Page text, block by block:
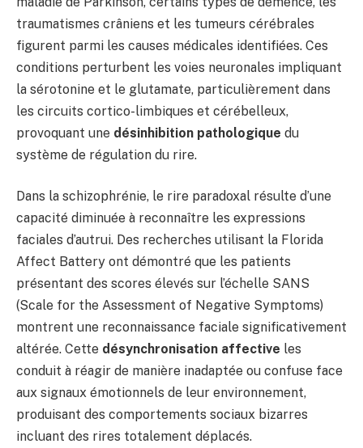
traumatismes crâniens et les tumeurs cérébrales
figurent parmi les causes médicales identifiées. Ces
conditions perturbent les voies neuronales impliquant
la sérotonine et le glutamate, particulièrement dans
les circuits cortico-limbiques et cérébelleux,
provoquant une désinhibition pathologique du
système de régulation du rire.
Dans la schizophrénie, le rire paradoxal résulte d’une
capacité diminuée à reconnaître les expressions
faciales d’autrui. Des recherches utilisant la Florida
Affect Battery ont démontré que les patients
présentant des scores élevés sur l’échelle SANS
(Scale for the Assessment of Negative Symptoms)
montrent une reconnaissance faciale significativement
altérée. Cette désynchronisation affective les
conduit à réagir de manière inadaptée ou confuse face
aux signaux émotionnels de leur environnement,
produisant des comportements sociaux bizarres
incluant des rires totalement déplacés.